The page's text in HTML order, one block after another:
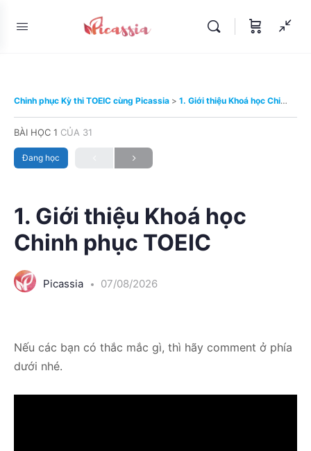
Chinh phục Kỳ thi TOEIC cùng Picassia 1. Giới thiệu Khoá học Chinh phục TOEIC
BÀI HỌC 1 CỦA 31
Đang học
1. Giới thiệu Khoá học
Chinh phục TOEIC
Picassia 07/08/2026
Nếu các bạn có thắc mắc gì, thì hãy comment ở phía
dưới nhé.